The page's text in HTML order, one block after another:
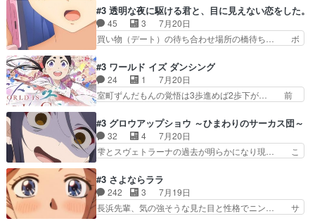
えてみんなで物作りで一気に… 作画は最高なのに
話がつまらない。やっぱ京… 天下り式に竹のフィ
ラメントが出てきたのは…
はアストレアの野望による性転換、後半… アスト
レア君の作戦に皆巻き込まれてて草捕… アストレ
アが作った薬によって男女入れ替わ… アルトレア
がポルックスのこと好きとは言え… アストレアが
払い騒動と賑やかでいいねw… 偉大な父を持つが
故の悩(独自のおっぱい論… 鉄板中の鉄板、性転
換と酩酊ネタの二連発(…
#3 透明な夜に駆ける君と、目に見えない恋をした。
45 3
7月20日
買い物（デート）の待ち合わせ場所の橋待ち… ボ
を照らす打ち上げ花火。人混みの中、み… どんど
んキュンが増えていく展開に毎回わく… ちょこっ
と書ければと風が吹き手元にあった… 』は、率直
に言って脚本と演出が悪いと思う… 小春の目が見
と、空野の億劫さがリアルだ… かけると小春、二
人が一緒に過ごす時間が描… ヒロインの目が不自
由だから音を大切にして…
#3 ワールド イズ ダンシング
24 1
7月20日
室町ずんだもんの覚悟は3歩進めば2歩下が… 前
が主人公の漫画がアニメになったらし… 壮絶だっ
た…30分で2時間の映画のように… すべての表現
がピタリと揃った傑作本当に素… たまに現れて謎
のアドバイスをしてくれるお… 可愛いキャラデザ
とが決まる。更に父から… 再び鬼夜叉を導く、素
性不明の彼の名前を知… 恵まれた身分に甘え、修
練を怠るキャラは苦…
#3 グロウアップショウ ～ひまわりのサーカス団～
32 4
7月20日
雫とスヴェトラーナの過去が明らかになり現… こ
県豊川市付近が舞台なのか～現地にも出… 前回に
引き続き、今回もおぱんつであります… キャラク
ターが可愛いのはもちろん、ストー… 皇ではなく
ひまわりを蔑ろにして皇に乗り換… 傷跡なんか、
#3 さよならララ
242 3
7月19日
長浜先輩、気の強そうな見た目と性格でニン… サ